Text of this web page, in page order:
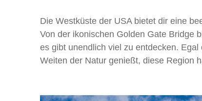
Die Westküste der USA bietet dir eine
Von der ikonischen Golden Gate Bridge
es gibt unendlich viel zu entdecken.
Weiten der Natur genießt, diese Region